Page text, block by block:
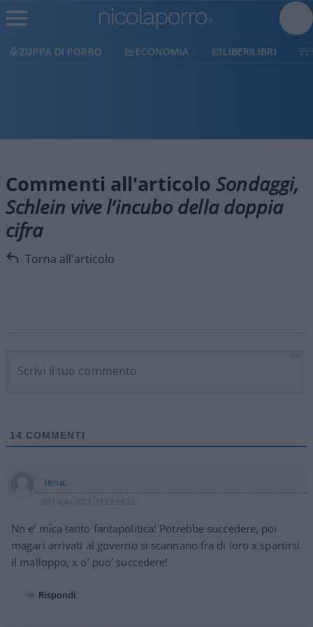
ZUPPA DI PORRO ECONOMIA LIBERILIBRI
Commenti all'articoloSondaggi,
Schlein vive l’incubo della doppia
cifra
Torna all'articolo
14 COMMENTI
Iena.
30 Luglio 2023, 19:22 19:22
Nn e’ mica tanto fantapolitica! Potrebbe succedere, poi
magari arrivati al governo si scannano fra di loro x spartirsi
il malloppo, x o’ puo’ succedere!
Rispondi